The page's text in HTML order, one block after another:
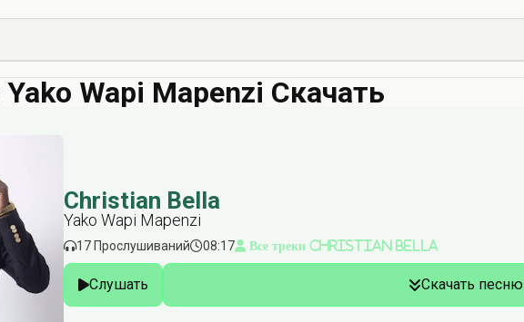
Wapi Mapenzi Скачать
Christian Bella
Yako Wapi Mapenzi
17 Прослушиваний 08:17 Все треки Christian Bella
Слушать Скачать песню